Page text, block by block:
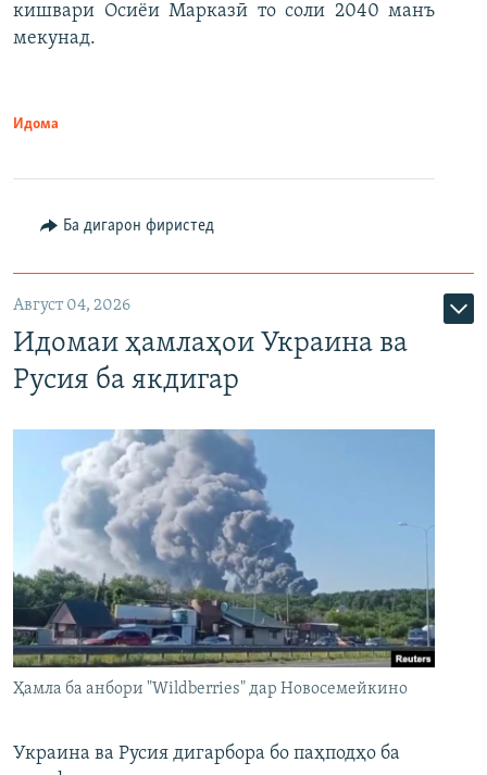
кишвари Осиёи Марказӣ то соли 2040 манъ
мекунад.
Идома
Ба дигарон фиристед
Август 04, 2026
Идомаи ҳамлаҳои Украина ва
Русия ба якдигар
Ҳамла ба анбори "Wildberries" дар Новосемейкино
Украина ва Русия дигарбора бо паҳподҳо ба